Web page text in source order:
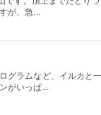
が、急...
グラムなど、イルカと
がいっぱ...